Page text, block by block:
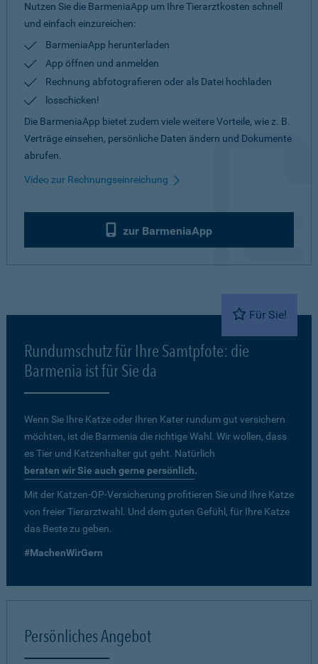
Nutzen Sie die BarmeniaApp um Ihre Tierarztkosten schnell
und einfach einzureichen:
BarmeniaApp herunterladen
App öffnen und anmelden
Rechnung abfotografieren oder als Datei hochladen
losschicken!
Die BarmeniaApp bietet zudem viele weitere Vorteile, wie z. B.
Verträge einsehen, persönliche Daten ändern und Dokumente
abrufen.
Video zur Rechnungseinreichung
zur BarmeniaApp
Für Sie!
Rundumschutz für Ihre Samtpfote: die
Barmenia ist für Sie da
Wenn Sie Ihre Katze oder Ihren Kater rundum gut versichern
möchten, ist die Barmenia die richtige Wahl. Wir wollen, dass
es Tier und Katzenhalter gut geht. Natürlich
beraten wir Sie auch gerne persönlich.
Mit der Katzen-OP-Versicherung profitieren Sie und Ihre Katze
von freier Tierarztwahl. Und dem guten Gefühl, für Ihre Katze
das Beste zu geben.
#MachenWirGern
Persönliches Angebot